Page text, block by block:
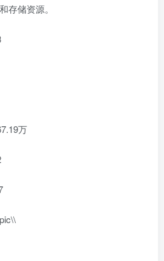
存储资源。
万